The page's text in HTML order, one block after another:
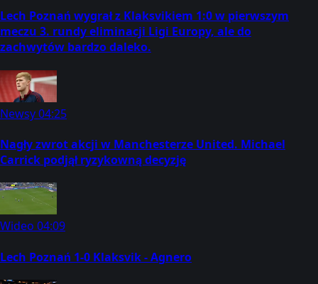
Lech Poznań wygrał z Klaksvikiem 1:0 w pierwszym
meczu 3. rundy eliminacji Ligi Europy, ale do
zachwytów bardzo daleko.
Newsy04:25
Nagły zwrot akcji w Manchesterze United. Michael
Carrick podjął ryzykowną decyzję
Wideo 04:09
Lech Poznań 1-0 Klaksvik - Agnero